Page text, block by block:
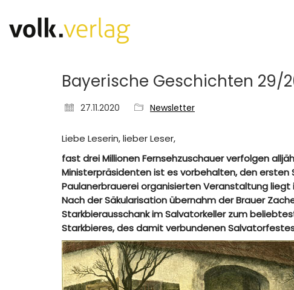
Bayerische Geschichten 29/
27.11.2020 Newsletter
Liebe Leserin, lieber Leser,
fast drei Millionen Fernsehzuschauer verfolgen
Ministerpräsidenten ist es vorbehalten, den ersten
Paulanerbrauerei organisierten Veranstaltung liegt
Nach der Säkularisation übernahm der Brauer
Starkbierausschank im Salvatorkeller zum
Starkbieres, des damit verbundenen